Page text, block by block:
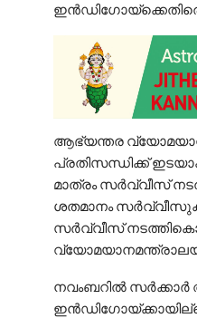
ആഭ്യന്തര
പ്രതിസന്ധിക്ക്
മാത്രം സർവ്വീസ്
ശതമാനം
സർവ്വീസ്
നവംബറിൽ